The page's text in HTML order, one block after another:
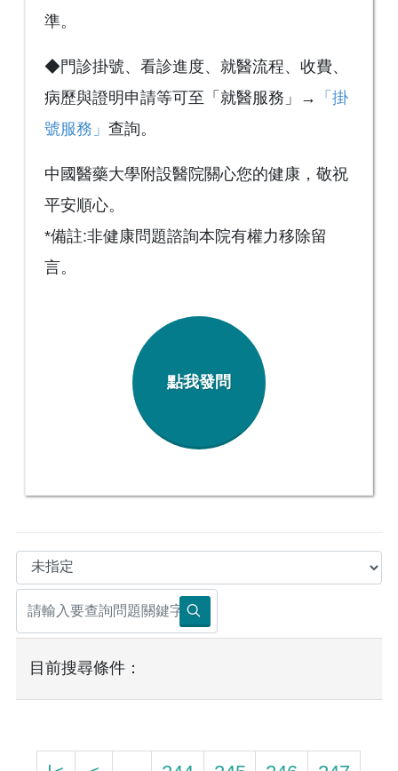
準。
◆門診掛號、看診進度、就醫流程、收費、
病歷與證明申請等可至「就醫服務」→
「掛
號服務」 查詢。
中國醫藥大學附設醫院關心您的健康，敬祝
平安順心。
*備註:非健康問題諮詢本院有權力移除留
言。
點我發問
目前搜尋條件：